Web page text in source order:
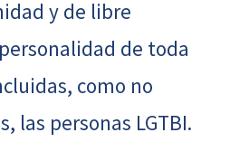
y de libre
de toda
como no
las personas LGTBI.